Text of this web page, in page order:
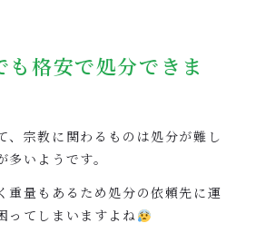
も格安で処分できま
、宗教に関わるものは処分が難し
多いようです。
重量もあるため処分の依頼先に運
ってしまいますよね